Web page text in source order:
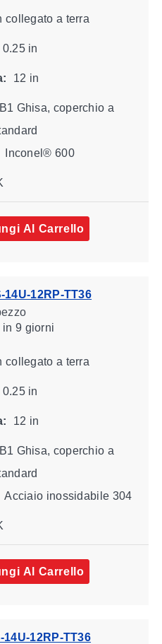
collegato a terra
0.25 in
12 in
Ghisa, coperchio a
Inconel® 600
Al Carrello
14U-12RP-TT36
in 9 giorni
collegato a terra
0.25 in
12 in
Ghisa, coperchio a
Acciaio inossidabile 304
Al Carrello
14U-12RP-TT36